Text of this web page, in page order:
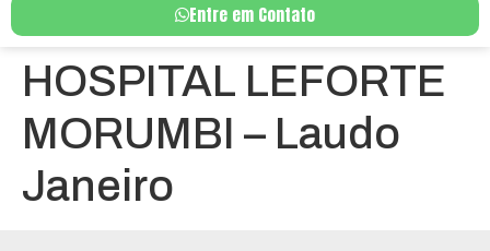
Entre em Contato
HOSPITAL LEFORTE
MORUMBI – Laudo
Janeiro